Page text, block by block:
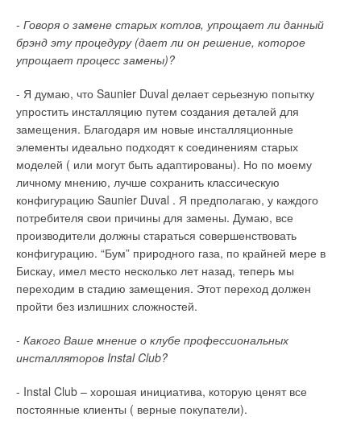
- Говоря о замене старых котлов, упрощает ли данный
брэнд эту процедуру (дает ли он решение, которое
упрощает процесс замены)?
- Я думаю, что Saunier Duval делает серьезную попытку
упростить инсталляцию путем создания деталей для
замещения. Благодаря им новые инсталляционные
элементы идеально подходят к соединениям старых
моделей ( или могут быть адаптированы). Но по моему
личному мнению, лучше сохранить классическую
конфигурацию Saunier Duval . Я предполагаю, у каждого
потребителя свои причины для замены. Думаю, все
производители должны стараться совершенствовать
конфигурацию. “Бум” природного газа, по крайней мере в
Бискау, имел место несколько лет назад, теперь мы
переходим в стадию замещения. Этот переход должен
пройти без излишних сложностей.
- Какого Ваше мнение о клубе профессиональных
инсталляторов Instal Club?
- Instal Club – хорошая инициатива, которую ценят все
постоянные клиенты ( верные покупатели).
размер труб, клапанов. Например, медные трубы
выпускаются диаметром 10, 12, 15, 18, 22, 28 и т.д. Если по
расчету нужна труба диаметром 20 мм, то ее нет на рынке и,
приведет к перерасходу теплоносителя. Регулирующие
клапаны также имеют определенные размеры с
фиксированной пропускной способностью. Во-вторых,
недостаточно только настроить термостатические клапаны.
При малых значениях настройки точность по расходу
составляет примерно  50%. Чтобы температура в
помещении лежала в диапазоне 1°С, диапазон расхода
должен быть  10%. Также, малые настройки могут привести
к блокировке малых сечений клапана твердыми частицами.
Кроме того, как показывает опыт, перепад давления на
термостатическом клапане не должен превышать 20 кПа.
При увязке гидравлики, по мере приближения к насосу,
увеличивается. Если он превышает 20 кПа, то высока
вероятность возникновения шума в системе.
При использовании балансировочных клапанов типа STAD,
STAF каждый стояк или ветвь рассчитывается независимо от
альтернативного источника нагрева.
Большинство производителей поставляют комбинируемые
трех), и отдельно предлагает несколько вариантов ТЭНов и
теплообменников, с тем чтобы заказчик самостоятельно
подобрал необходимый комплект нагревательных элементов
с нужными характеристиками. Кроме того, многие
универсальные бойлеры большой емкости имеют в верхней
части муфту для вспомогательного нагревательного фланца
(обычно 1 ½’’), применяемого дополнительно, для
равномерного нагрева воды по всему объему бойлера.
В наш обзор мы включили четыре, на наш взгляд, наиболее
значимых на российском рынке марки универсальных
водонагревателей. Это немецкие —Unithermи Stiebel Eltron
австрийская —Austria Emailи норвежская —
остальные предлагают комбинируемые.
Eltron достаточно схожи между собой конструктивно и
технологически. Стальной бак — покрытый специальной
Текст комментария